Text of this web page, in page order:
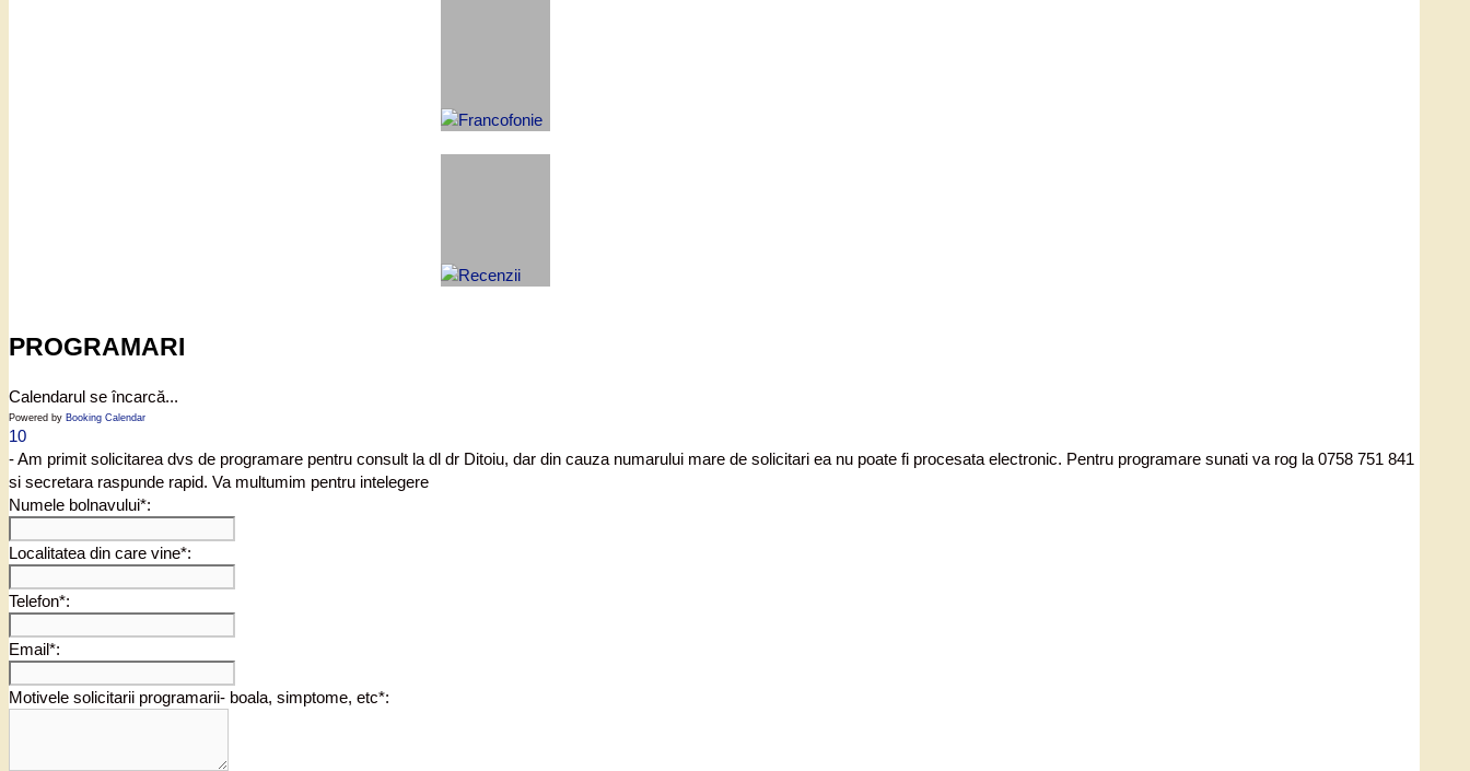
PROGRAMARI
Calendarul se încarcă...
Powered by Booking Calendar
10
- Am primit solicitarea dvs de programare pentru consult la dl dr Ditoiu, dar din cauza numarului mare de solicitari ea nu poate fi procesata electronic. Pentru programare sunati va rog la 0758 751 841
si secretara raspunde rapid. Va multumim pentru intelegere
Numele bolnavului*:
Localitatea din care vine*:
Telefon*:
Email*:
Motivele solicitarii programarii- boala, simptome, etc*: